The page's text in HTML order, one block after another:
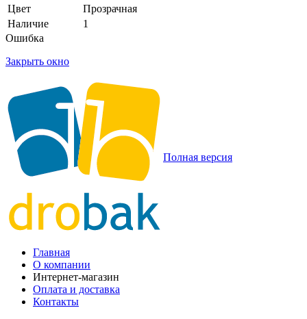
Цвет
Прозрачная
Наличие
1
Ошибка
Закрыть окно
Полная версия
Главная
О компании
Интернет-магазин
Оплата и доставка
Контакты